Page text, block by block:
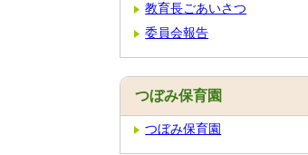
教育長ごあいさつ
委員会報告
つぼみ保育園
つぼみ保育園